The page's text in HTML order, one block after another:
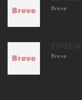
Breve
Breve